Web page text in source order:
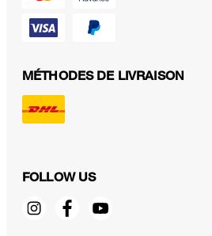
MÉTHODES DE LIVRAISON
FOLLOW US